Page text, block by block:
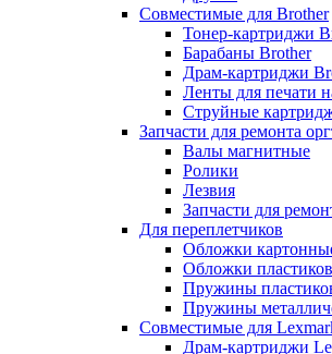
Совместимые для Brother
Тонер-картриджи
Барабаны Brother
Драм-картриджи
Ленты для печати
Струйные
Запчасти для ремонта
Валы магнитные
Ролики
Лезвия
Запчасти для
Для переплетчиков
Обложки
Обложки
Пружины
Пружины
Совместимые для
Драм-картриджи